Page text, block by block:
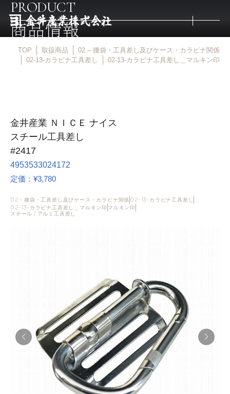
トップ
取扱メーカー
金井産業の強み
お問い合わせはこちら
PRODUCT
商品情報
TOP 取扱商品
02 – 腰袋・工具差し及びケース・カラビナ関係
02-13-カラビナ工具差し
02-13-カラビナ工具差し＿マルキン印
金井産業 ＮＩＣＥ ナイス
スチール工具差し
#2417
4953533024172
定価：¥3,780
02 – 腰袋・工具差し及びケース・カラビナ関係 02-13-カラビナ工具差し
02-13-カラビナ工具差し＿マルキン印 マルキン印
スチール / アルミ工具差し